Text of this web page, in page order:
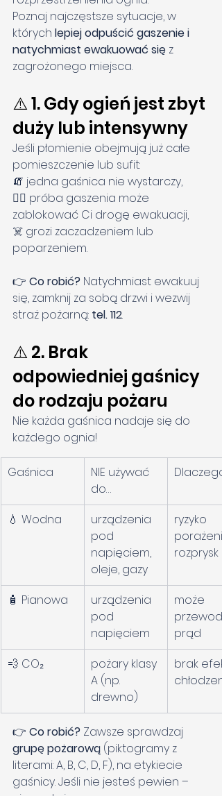
Poznaj najczęstsze sytuacje, w
których lepiej odpuścić gaszenie i
natychmiast ewakuować się z
zagrożonego miejsca.
⚠️ 1. Gdy ogień jest zbyt
duży lub intensywny
Jeśli płomienie obejmują już całe
pomieszczenie lub sufit:
🧯 jedna gaśnica nie wystarczy,
🏃‍♂️ próba gaszenia może
zablokować Ci drogę ewakuacji,
☠️ grozi zaczadzeniem lub
poparzeniem.
👉 Co robić? Natychmiast ewakuuj
się, zamknij za sobą drzwi i wezwij
straż pożarną: tel. 112.
⚠️ 2. Brak
odpowiedniej gaśnicy
do rodzaju pożaru
Nie każda gaśnica nadaje się do
każdego ognia!
Gaśnica
NIE używać
do…
💧 Wodna
urządzenia
pod
napięciem,
oleje, gazy
ryzyko
rozprysk
🧴 Pianowa
urządzenia
pod
napięciem
może
prąd
💨 CO₂
pożary klasy
A (np.
drewno)
brak
👉 Co robić? Zawsze sprawdzaj
grupę pożarową (piktogramy z
literami: A, B, C, D, F), na etykiecie
gaśnicy. Jeśli nie jesteś pewien –